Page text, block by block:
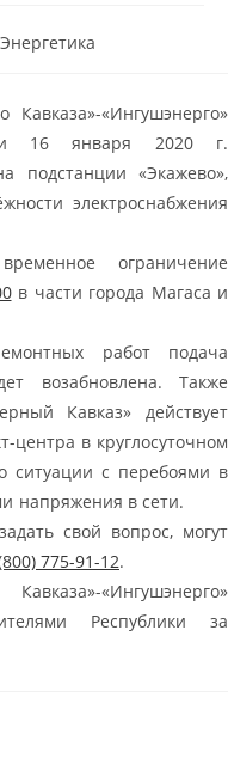
Энергетика
«Ингушэнерго»
16 января 2020 г.
подстанции «Экажево»,
электроснабжения
ограничение
в части города Магаса и
работ подача
возабновлена. Также
Кавказ» действует
центра в круглосуточном
ситуации с перебоями в
напряжения в сети.
свой вопрос, могут
775-91-12.
«Ингушэнерго»
Республики за